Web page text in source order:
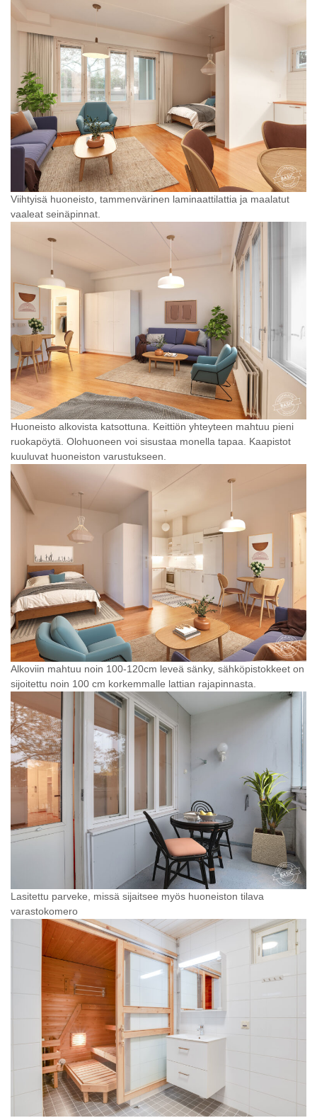
Viihtyisä huoneisto, tammenvärinen laminaattilattia ja maalatut
vaaleat seinäpinnat.
Huoneisto alkovista katsottuna. Keittiön yhteyteen mahtuu pieni
ruokapöytä. Olohuoneen voi sisustaa monella tapaa. Kaapistot
kuuluvat huoneiston varustukseen.
Alkoviin mahtuu noin 100-120cm leveä sänky, sähköpistokkeet on
sijoitettu noin 100 cm korkemmalle lattian rajapinnasta.
Lasitettu parveke, missä sijaitsee myös huoneiston tilava
varastokomero